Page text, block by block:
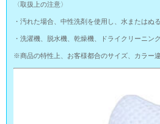
〈取扱上の注意〉
・汚れた場合、中性洗剤を使用し、水またはぬ
・洗濯機、脱水機、乾燥機、ドライクリーニン
※商品の特性上、お客様都合のサイズ、カラー